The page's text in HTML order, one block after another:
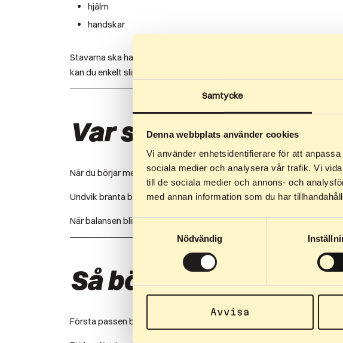
Samtycke
Denna webbplats använder cookies
Vi använder enhetsidentifierare för att
sociala medier och analysera vår trafik. Vi
till de sociala medier och annons- och
med annan information som du har
Samtyckesval
Nödvändig
Avvisa
hjälm
handskar
Stavarna ska ha spetsar som är anpassade för asfalt.
kan du enkelt slipa spetsarna och återställa fästet i stavtaget.
Var ska man åka
När du börjar med rullskidor är det bäst att välja en lugn cykelväg
Undvik branta backar i början. Det viktigaste första passen är att
När balansen blir bättre kan du successivt börja åka längre rundor
Så börjar du åka
Första passen behöver inte vara långa. Det viktigaste är att vänja